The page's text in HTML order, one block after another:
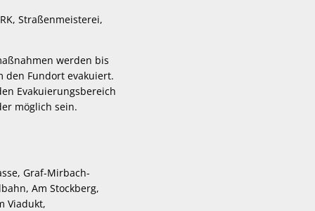
Straßenmeisterei,
werden bis
den Fundort evakuiert.
Evakuierungsbereich
möglich sein.
Graf-Mirbach-
Am Stockberg,
Viadukt,